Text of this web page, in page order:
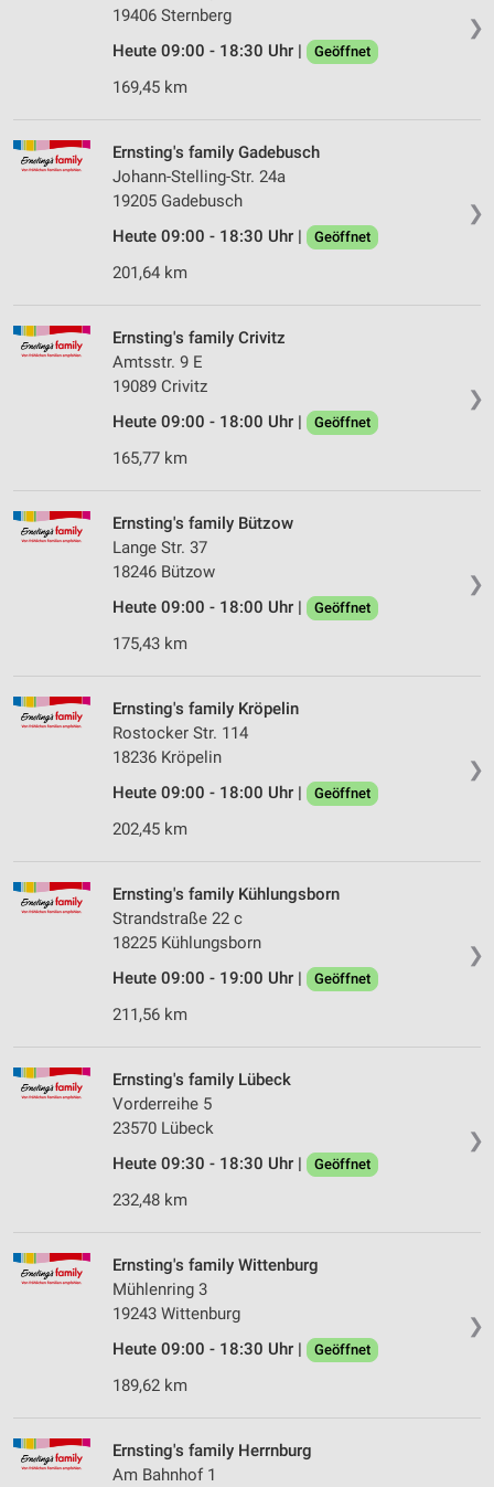
❯
19406 Sternberg
Heute 09:00 - 18:30 Uhr |
Geöffnet
169,45 km
❯
Ernsting's family Gadebusch
Johann-Stelling-Str. 24a
19205 Gadebusch
Heute 09:00 - 18:30 Uhr |
Geöffnet
201,64 km
❯
Ernsting's family Crivitz
Amtsstr. 9 E
19089 Crivitz
Heute 09:00 - 18:00 Uhr |
Geöffnet
165,77 km
❯
Ernsting's family Bützow
Lange Str. 37
18246 Bützow
Heute 09:00 - 18:00 Uhr |
Geöffnet
175,43 km
❯
Ernsting's family Kröpelin
Rostocker Str. 114
18236 Kröpelin
Heute 09:00 - 18:00 Uhr |
Geöffnet
202,45 km
❯
Ernsting's family Kühlungsborn
Strandstraße 22 c
18225 Kühlungsborn
Heute 09:00 - 19:00 Uhr |
Geöffnet
211,56 km
❯
Ernsting's family Lübeck
Vorderreihe 5
23570 Lübeck
Heute 09:30 - 18:30 Uhr |
Geöffnet
232,48 km
❯
Ernsting's family Wittenburg
Mühlenring 3
19243 Wittenburg
Heute 09:00 - 18:30 Uhr |
Geöffnet
189,62 km
Ernsting's family Herrnburg
Am Bahnhof 1